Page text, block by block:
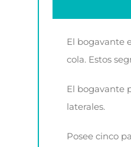
El bogavante
cola. Estos
El bogavante
laterales.
Posee cinco